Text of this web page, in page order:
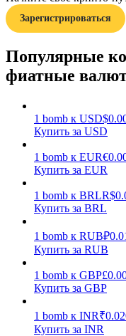
Заработок
Силовая свинья
Получайте
Зарегистрироваться
Популярные
фиатные
1 bomb к USD$
Купить за USD
1 bomb к EUR€
Купить за EUR
1 bomb к BRLR$
Купить за BRL
1 bomb к RUB₽
Купить за RUB
1 bomb к GBP£
Купить за GBP
1 bomb к INR₹
Купить за INR